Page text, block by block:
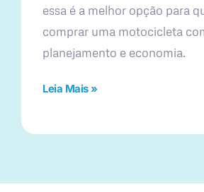
essa é a melhor opção para
comprar uma motocicleta
planejamento e economia.
Leia Mais »